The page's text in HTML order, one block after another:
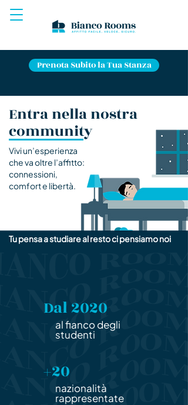
Prenota Subito la Tua Stanza
Entra nella nostra
community
Vivi un’esperienza
che va oltre l’affitto:
connessioni,
comfort e libertà.
Tu pensa a studiare al resto ci pensiamo noi
Dal 2020
al fianco degli
studenti
+20
nazionalità
rappresentate